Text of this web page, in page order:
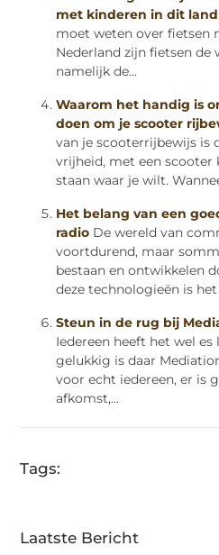
met kinderen in dit land
moet weten over fietsen
Nederland zijn fietsen de
namelijk de...
Waarom het handig is
doen om je scooter
van je scooterrijbewijs is
vrijheid, met een scooter
staan waar je wilt.
Het belang van een
radio De wereld van
voortdurend, maar
bestaan en ontwikkelen
deze technologieën is het
Steun in de rug bij
Iedereen heeft het wel
gelukkig is daar
voor echt iedereen, er is
afkomst,...
Tags:
Laatste Bericht